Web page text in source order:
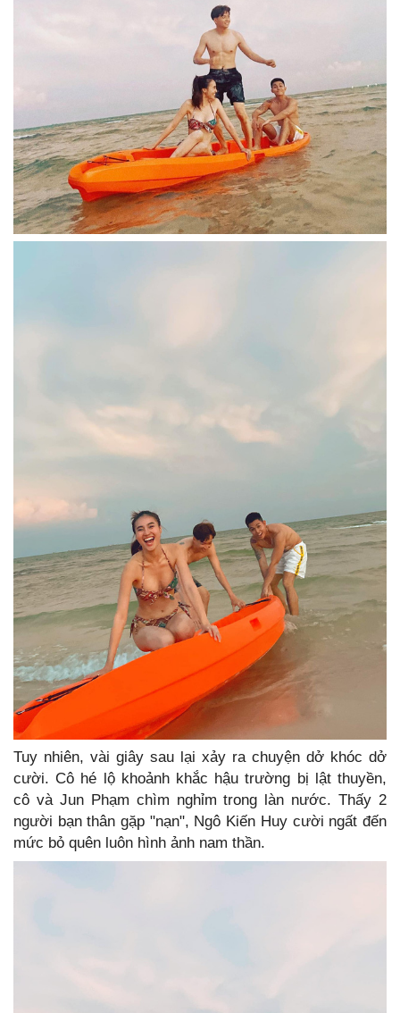
Tuy nhiên, vài giây sau lại xảy ra chuyện dở khóc dở
cười. Cô hé lộ khoảnh khắc hậu trường bị lật thuyền,
cô và Jun Phạm chìm nghỉm trong làn nước. Thấy 2
người bạn thân gặp "nạn", Ngô Kiến Huy cười ngất đến
mức bỏ quên luôn hình ảnh nam thần.